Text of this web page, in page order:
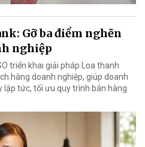
Gỡ ba điểm nghẽn
nghiệp
triển khai giải pháp Loa thanh
hàng doanh nghiệp, giúp doanh
lập tức, tối ưu quy trình bán hàng